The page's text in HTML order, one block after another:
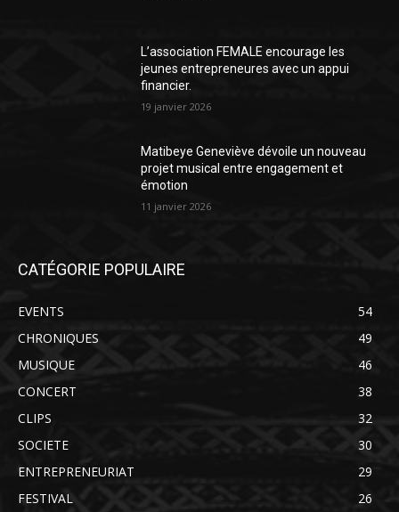
L’association FEMALE encourage les
jeunes entrepreneures avec un appui
financier.
19 janvier 2026
Matibeye Geneviève dévoile un nouveau
projet musical entre engagement et
émotion
11 janvier 2026
CATÉGORIE POPULAIRE
EVENTS
54
CHRONIQUES
49
MUSIQUE
46
CONCERT
38
CLIPS
32
SOCIETE
30
ENTREPRENEURIAT
29
FESTIVAL
26